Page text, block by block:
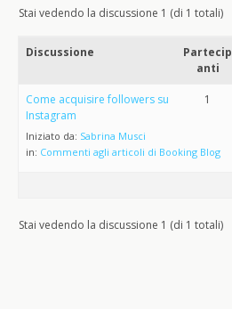
Stai vedendo la discussione 1 (di 1 totali)
Discussione
Partecip
anti
Come acquisire followers su
Instagram
Iniziato da: Sabrina Musci
in: Commenti agli articoli di Booking Blog
1
Stai vedendo la discussione 1 (di 1 totali)